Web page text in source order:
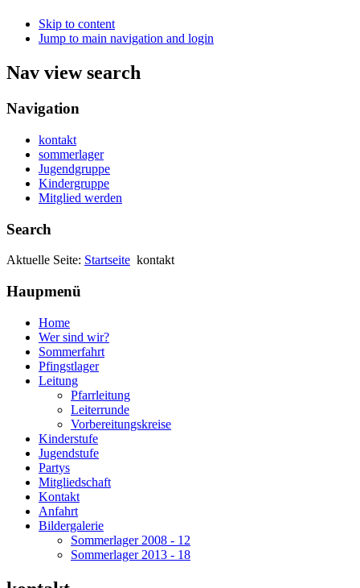
Skip to content
Jump to main navigation and login
Nav view search
Navigation
kontakt
sommerlager
Jugendgruppe
Kindergruppe
Mitglied werden
Search
Aktuelle Seite: Startseite kontakt
Haupmenü
Home
Wer sind wir?
Sommerfahrt
Pfingstlager
Leitung
Pfarrleitung
Leiterrunde
Vorbereitungskreise
Kinderstufe
Jugendstufe
Partys
Mitgliedschaft
Kontakt
Anfahrt
Bildergalerie
Sommerlager 2008 - 12
Sommerlager 2013 - 18